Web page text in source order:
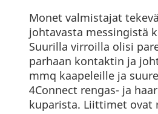
Monet valmistajat
johtavasta messingistä
Suurilla virroilla olisi
parhaan kontaktin ja
mmq kaapeleille ja
4Connect rengas- ja
kuparista. Liittimet